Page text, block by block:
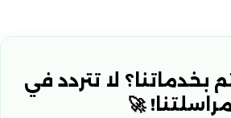
لا تتردد في
مراسلتنا! 🚀